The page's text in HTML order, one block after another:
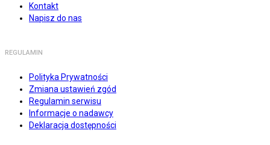
Kontakt
Napisz do nas
REGULAMIN
Polityka Prywatności
Zmiana ustawień zgód
Regulamin serwisu
Informacje o nadawcy
Deklaracja dostępności